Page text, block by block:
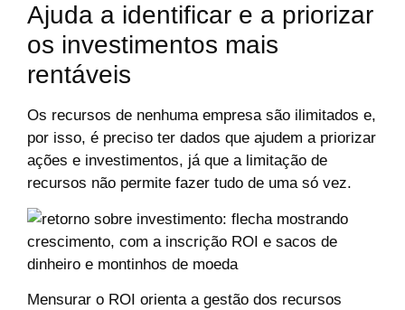
Ajuda a identificar e a priorizar
os investimentos mais
rentáveis
Os recursos de nenhuma empresa são ilimitados e,
por isso, é preciso ter dados que ajudem a priorizar
ações e investimentos, já que a limitação de
recursos não permite fazer tudo de uma só vez.
Mensurar o ROI orienta a gestão dos recursos